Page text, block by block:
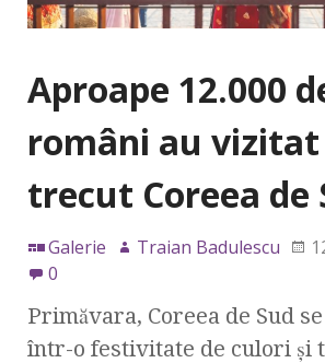
Aproape 12.000
români au
trecut Coreea de
Galerie Traian Badulescu
0
Primăvara, Coreea de Sud
într-o festivitate de culori și